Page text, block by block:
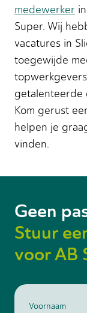
medewerker
Super. Wij
vacatures in
toegewijde
getalenteerde
Kom gerust
helpen je
vinden.
Geen
Stuur
voor AB
Voornaam